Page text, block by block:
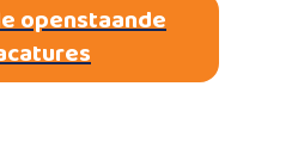
openstaande